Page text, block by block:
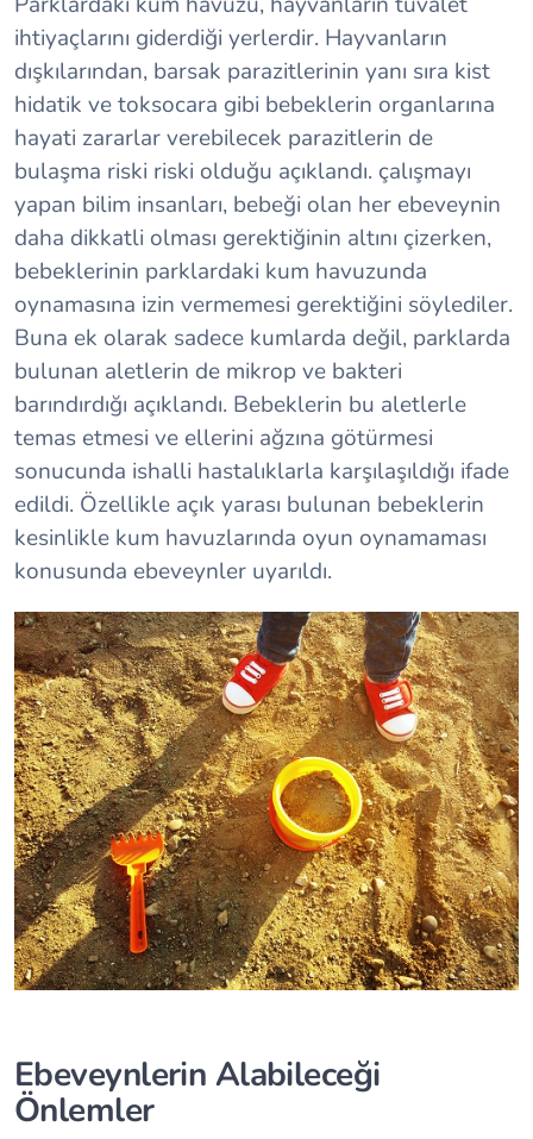
ihtiyaçlarını giderdiği yerlerdir. Hayvanların
dışkılarından, barsak parazitlerinin yanı sıra kist
hidatik ve toksocara gibi bebeklerin organlarına
hayati zararlar verebilecek parazitlerin de
bulaşma riski riski olduğu açıklandı. çalışmayı
yapan bilim insanları, bebeği olan her ebeveynin
daha dikkatli olması gerektiğinin altını çizerken,
bebeklerinin parklardaki kum havuzunda
oynamasına izin vermemesi gerektiğini söylediler.
Buna ek olarak sadece kumlarda değil, parklarda
bulunan aletlerin de mikrop ve bakteri
barındırdığı açıklandı. Bebeklerin bu aletlerle
temas etmesi ve ellerini ağzına götürmesi
sonucunda ishalli hastalıklarla karşılaşıldığı ifade
edildi. Özellikle açık yarası bulunan bebeklerin
kesinlikle kum havuzlarında oyun oynamaması
konusunda ebeveynler uyarıldı.
Ebeveynlerin Alabileceği
Önlemler